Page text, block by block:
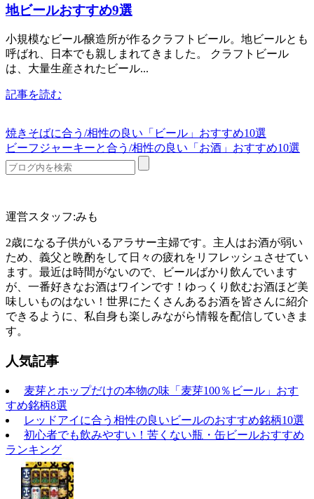
地ビールおすすめ9選
小規模なビール醸造所が作るクラフトビール。地ビールとも
呼ばれ、日本でも親しまれてきました。 クラフトビール
は、大量生産されたビール...
記事を読む
焼きそばに合う/相性の良い「ビール」おすすめ10選
ビーフジャーキーと合う/相性の良い「お酒」おすすめ10選
運営スタッフ:みも
2歳になる子供がいるアラサー主婦です。主人はお酒が弱い
ため、義父と晩酌をして日々の疲れをリフレッシュさせてい
ます。最近は時間がないので、ビールばかり飲んでいます
が、一番好きなお酒はワインです！ゆっくり飲むお酒ほど美
味しいものはない！世界にたくさんあるお酒を皆さんに紹介
できるように、私自身も楽しみながら情報を配信していきま
す。
人気記事
麦芽とホップだけの本物の味「麦芽100％ビール」おす
すめ銘柄8選
レッドアイに合う相性の良いビールのおすすめ銘柄10選
初心者でも飲みやすい！苦くない瓶・缶ビールおすすめ
ランキング